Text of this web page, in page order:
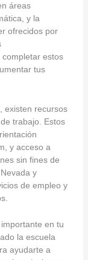
áreas
y la
ofrecidos por
estos
tus
existen recursos
trabajo. Estos
y acceso a
sin fines de
y
de empleo y
en tu
la escuela
ayudarte a